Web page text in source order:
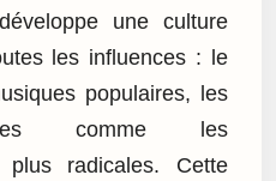
une culture
les influences : le
populaires, les
comme les
plus radicales. Cette